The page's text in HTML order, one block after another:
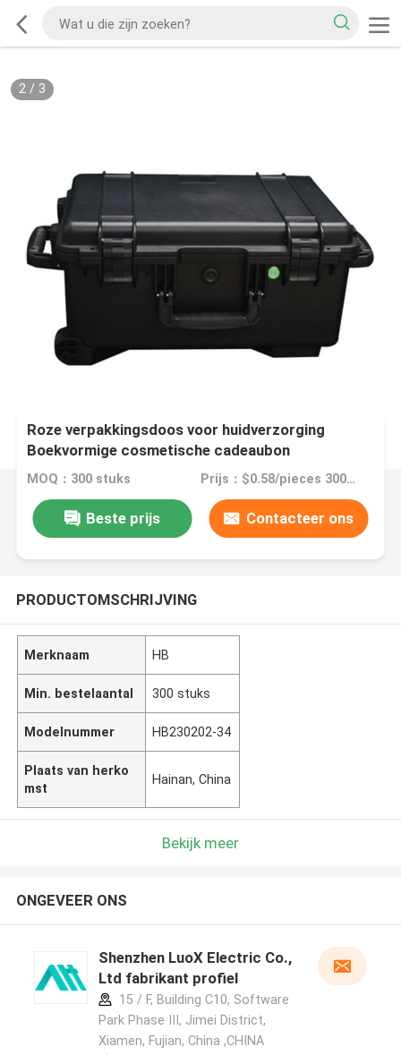
2/ 3
Roze verpakkingsdoos voor huidverzorging
Boekvormige cosmetische cadeaubon
Magnetische papieren doos voor huidverzorging
Cosmetische flessen met invoegplaat
MOQ：300 stuks Prijs：$0.58/pieces 300-2999 pieces
Beste prijs Contacteer ons
PRODUCTOMSCHRIJVING
Merknaam HB
Min. bestelaantal 300 stuks
Modelnummer HB230202-34
Plaats van herko
mst
Hainan, China
Bekijk meer
ONGEVEER ONS
Shenzhen LuoX Electric Co.,
Ltd fabrikant profiel
15 / F, Building C10, Software
Park Phase III, Jimei District,
Xiamen, Fujian, China ,CHINA